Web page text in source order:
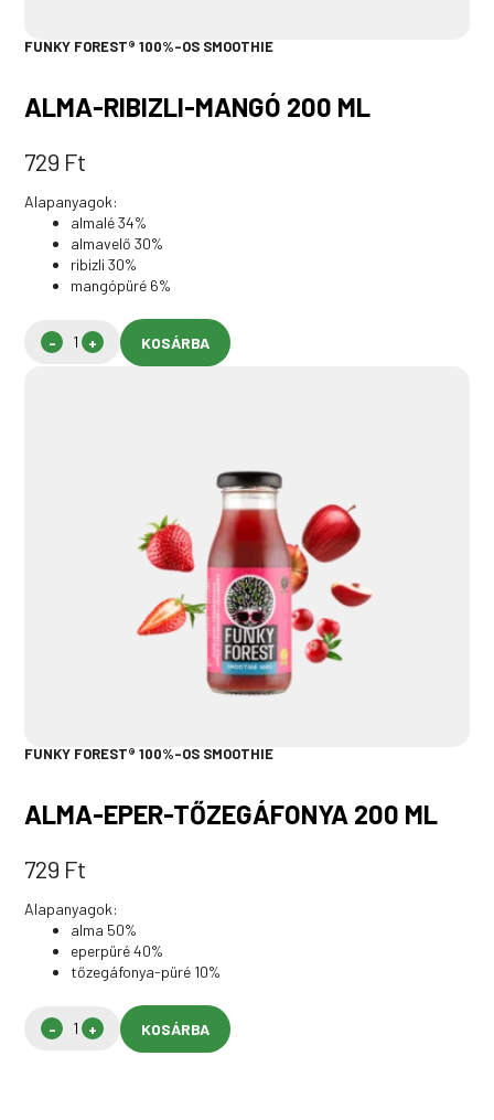
FUNKY FOREST® 100%-OS SMOOTHIE
ALMA-RIBIZLI-MANGÓ 200 ML
729 Ft
Alapanyagok:
almalé 34%
almavelő 30%
ribizli 30%
mangópüré 6%
KOSÁRBA
FUNKY FOREST® 100%-OS SMOOTHIE
ALMA-EPER-TŐZEGÁFONYA 200 ML
729 Ft
Alapanyagok:
alma 50%
eperpüré 40%
tőzegáfonya-püré 10%
KOSÁRBA